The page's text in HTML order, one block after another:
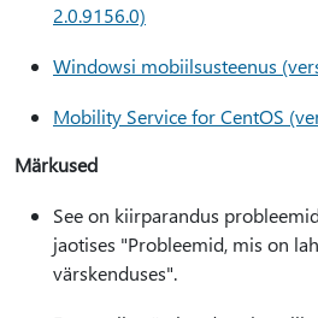
2.0.9156.0)
Windowsi mobiilsusteenus
Mobility Service for CentOS
Märkused
See on kiirparandus
jaotises "Probleemid, mis on
värskenduses".